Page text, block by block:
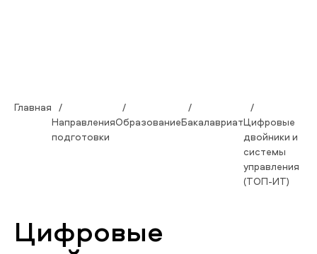
Главная
Направления
подготовки
ОбразованиеБакалавриатЦифровые
двойники и
системы
управления
(ТОП-ИТ)
Цифровые